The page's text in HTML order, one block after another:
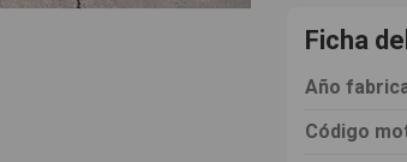
Ficha
Año
Código